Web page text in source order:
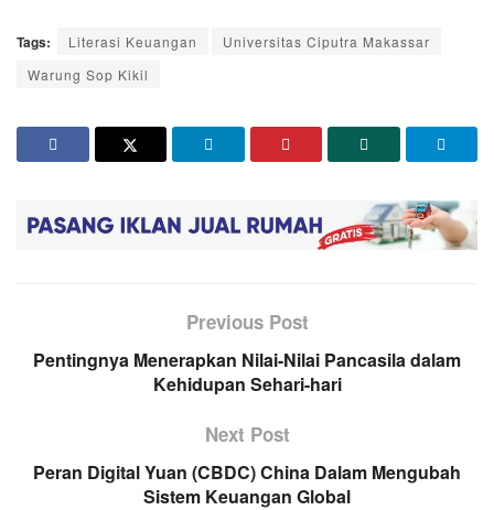
Tags: Literasi Keuangan
Universitas Ciputra Makassar
Warung Sop Kikil
Previous Post
Pentingnya Menerapkan Nilai-Nilai Pancasila dalam
Kehidupan Sehari-hari
Next Post
Peran Digital Yuan (CBDC) China Dalam Mengubah
Sistem Keuangan Global